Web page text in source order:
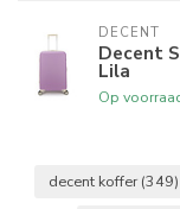
DECENT
Decent
Lila
Op
decent koffer (349)